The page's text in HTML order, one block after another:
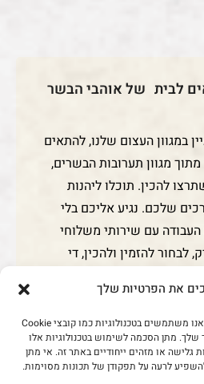
את הפרטיות שלך
כדי לספק את החוויה הטובה ביותר, אנו משתמשים בטכנולוגיות כמו קובצי Cookie
מתן הסכמה לשימוש בטכנולוגיות אלו
גלישה או מזהים ייחודיים באתר זה. אי מתן
לרעה על תפקודן של תכונות מסוימות.
להכין. תוכלו ליהנות
שלכם. נגיע אליכם בלי
עם שירותי משלוחי
לבחור להזמין ולהכין, די
תקבלו נקיים, מסודרים,
חדש??
חדשים, הנחות, הטבות